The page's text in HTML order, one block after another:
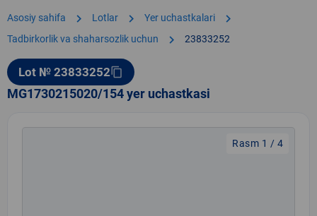
Asosiy sahifa chevron_right Lotlar chevron_right Yer uchastkalari chevron_right
Tadbirkorlik va shaharsozlik uchun chevron_right 23833252
Lot № 23833252content_copy
MG1730215020/154 yer uchastkasi
Rasm 1 / 4